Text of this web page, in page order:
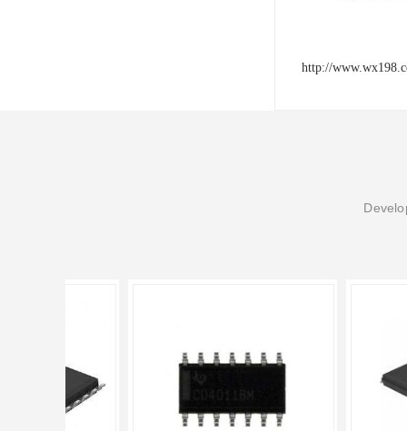
http://